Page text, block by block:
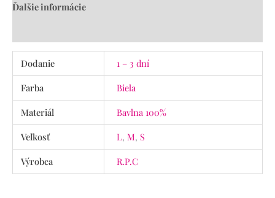
Ďalšie informácie
Dodanie
1 – 3 dní
Farba
Biela
Materiál
Bavlna 100%
Veľkosť
L, M, S
Výrobca
R.P.C